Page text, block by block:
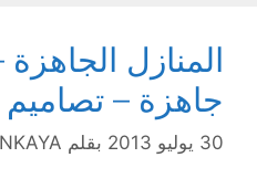
المنازل
جاهزة –
30 يوليو 2013 بقلم